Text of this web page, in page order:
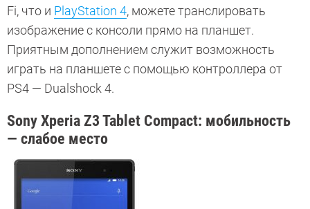
Fi, что и PlayStation 4, можете транслировать
изображение с консоли прямо на планшет.
Приятным дополнением служит возможность
играть на планшете с помощью контроллера от
PS4 — Dualshock 4.
Sony Xperia Z3 Tablet Compact: мобильность
— слабое место